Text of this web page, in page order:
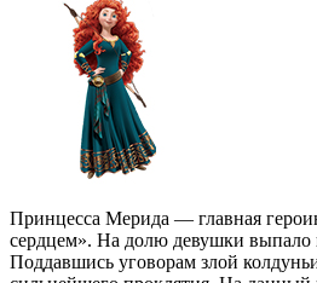
Принцесса Мерида — главная
сердцем». На долю девушки выпало
Поддавшись уговорам злой